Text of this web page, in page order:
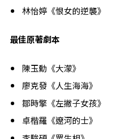
林怡婷《恨女的逆襲》
最佳原著劇本
陳玉勳《大濛》
廖克發《人生海海》
鄒時擎《左撇子女孩》
卓楷羅《遼河的士》